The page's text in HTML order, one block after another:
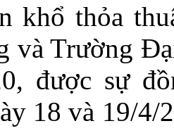
khổ thỏa
và Trường
được sự
18 và 19/